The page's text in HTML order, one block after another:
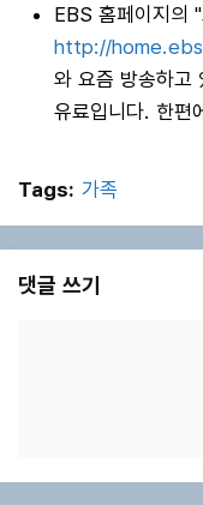
EBS 홈페이지의
http://
와 요즘 방송하고
유료입니다. 한
Tags: 가족
댓글 쓰기